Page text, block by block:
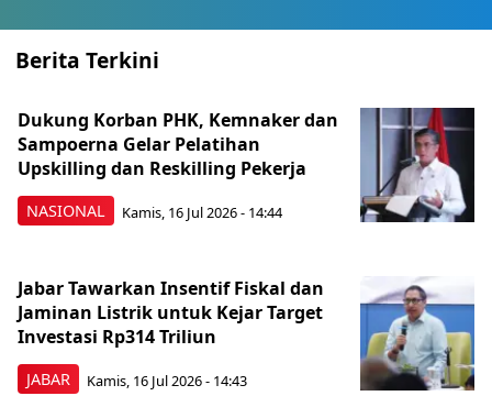
Berita Terkini
NASIONAL
Dukung Korban PHK, Kemnaker dan
Sampoerna Gelar Pelatihan
Upskilling dan Reskilling Pekerja
Kamis, 16 Jul 2026 - 14:44
JABAR
Jabar Tawarkan Insentif Fiskal dan
Jaminan Listrik untuk Kejar Target
Investasi Rp314 Triliun
Kamis, 16 Jul 2026 - 14:43